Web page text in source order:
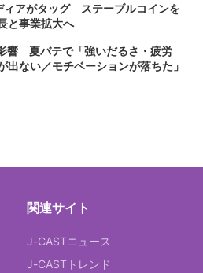
ィアがタッグ ステーブルコインを
と事業拡大へ
響 夏バテで「強いだるさ・疲労
ない／モチベーションが落ちた」
関連サイト
J-CASTニュース
J-CASTトレンド